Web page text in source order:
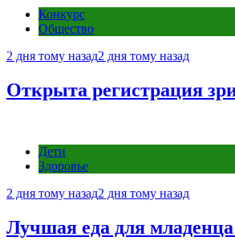
Конкурс
Общество
2 дня тому назад2 дня тому назад
Открыта регистрация
Дети
Здоровье
2 дня тому назад2 дня тому назад
Лучшая еда для младенца